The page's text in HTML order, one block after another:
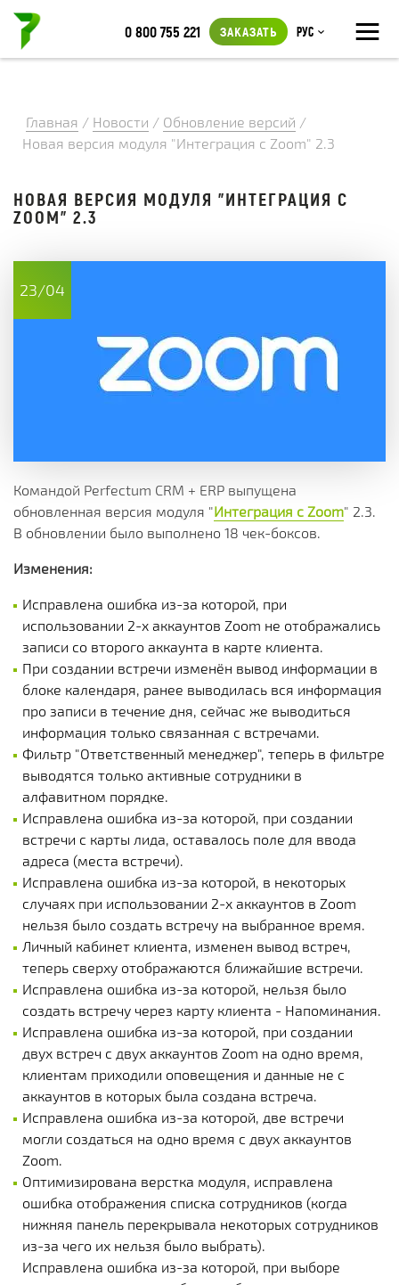
≡
0 800 755 221 ЗАКАЗАТЬ Рус
Главная / Новости / Обновление версий /
Новая версия модуля "Интеграция с Zoom" 2.3
НОВАЯ ВЕРСИЯ МОДУЛЯ "ИНТЕГРАЦИЯ С
ZOOM" 2.3
23/04
Командой Perfectum CRM + ERP выпущена
обновленная версия модуля "Интеграция с Zoom" 2.3.
В обновлении было выполнено 18 чек-боксов.
Изменения:
Исправлена ошибка из-за которой, при
использовании 2-х аккаунтов Zoom не отображались
записи со второго аккаунта в карте клиента.
При создании встречи изменён вывод информации в
блоке календаря, ранее выводилась вся информация
про записи в течение дня, сейчас же выводиться
информация только связанная с встречами.
Фильтр "Ответственный менеджер", теперь в фильтре
выводятся только активные сотрудники в
алфавитном порядке.
Исправлена ошибка из-за которой, при создании
встречи с карты лида, оставалось поле для ввода
адреса (места встречи).
Исправлена ошибка из-за которой, в некоторых
случаях при использовании 2-х аккаунтов в Zoom
нельзя было создать встречу на выбранное время.
Личный кабинет клиента, изменен вывод встреч,
теперь сверху отображаются ближайшие встречи.
Исправлена ошибка из-за которой, нельзя было
создать встречу через карту клиента - Напоминания.
Исправлена ошибка из-за которой, при создании
двух встреч с двух аккаунтов Zoom на одно время,
клиентам приходили оповещения и данные не с
аккаунтов в которых была создана встреча.
Исправлена ошибка из-за которой, две встречи
могли создаться на одно время с двух аккаунтов
Zoom.
Оптимизирована верстка модуля, исправлена
ошибка отображения списка сотрудников (когда
нижняя панель перекрывала некоторых сотрудников
из-за чего их нельзя было выбрать).
Исправлена ошибка из-за которой, при выборе